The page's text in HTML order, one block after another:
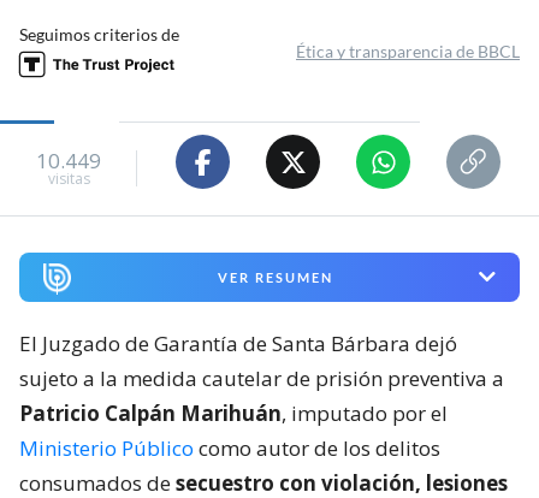
Seguimos criterios de
Ética y transparencia de BBCL
10.449
visitas
VER RESUMEN
El Juzgado de Garantía de Santa Bárbara dejó
sujeto a la medida cautelar de prisión preventiva a
Patricio Calpán Marihuán, imputado por el
Ministerio Público como autor de los delitos
consumados desecuestro con violación, lesiones